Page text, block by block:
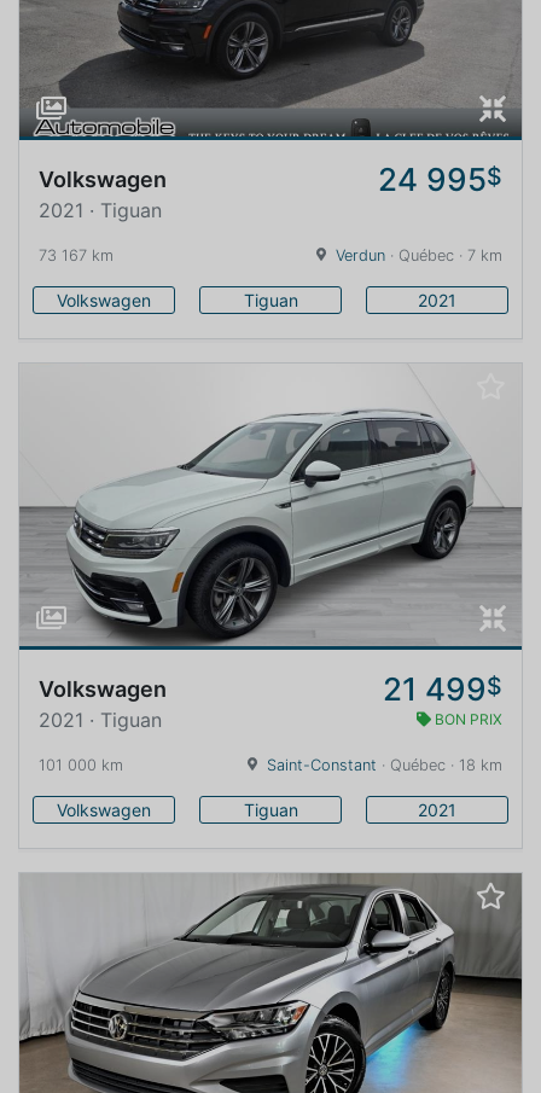
Volkswagen 24 995$
2021 · Tiguan
73 167 km Verdun · Québec · 7 km
Volkswagen Tiguan 2021
Volkswagen 21 499$
2021 · Tiguan BON PRIX
101 000 km Saint-Constant · Québec · 18 km
Volkswagen Tiguan 2021